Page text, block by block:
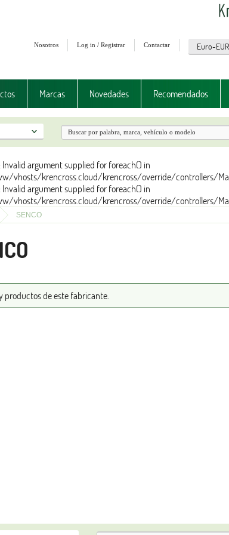
Contactar
Log in / Registrar
Nosotros
Marcas Novedades Recomendados
Invalid argument supplied for foreach() in
vhosts/krencross.cloud/krencross/override/controllers/
Invalid argument supplied for foreach() in
vhosts/krencross.cloud/krencross/override/controllers/
SENCO
productos de este fabricante.